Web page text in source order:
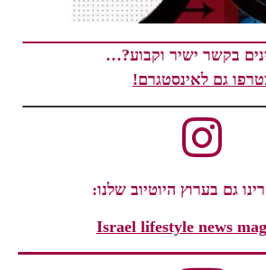
בקשר ישיר וקבוע?…
גם לאינסטגרם!
גם בערוץ היוטיוב שלנו:
Israel lifestyle news